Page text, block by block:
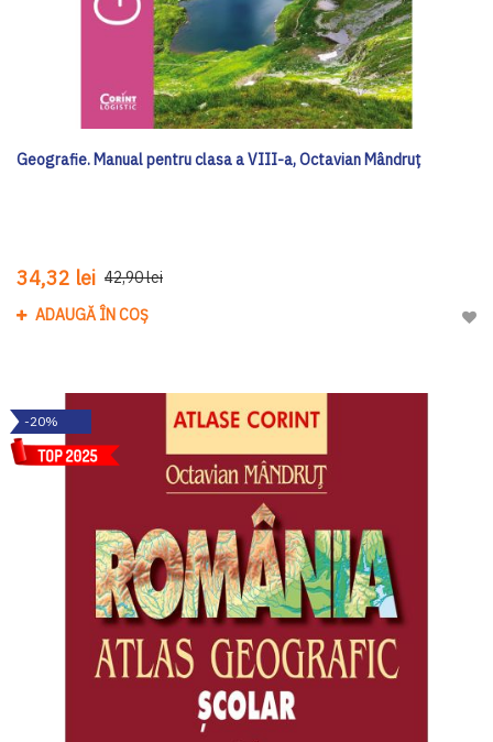
Geografie. Manual pentru clasa a VIII-a, Octavian Mândruț
34,32 lei 42,90 lei
ADAUGĂ ÎN COȘ
-20%